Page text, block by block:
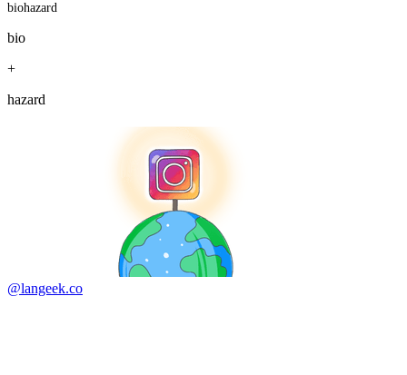
biohazard
bio
+
hazard
@langeek.co